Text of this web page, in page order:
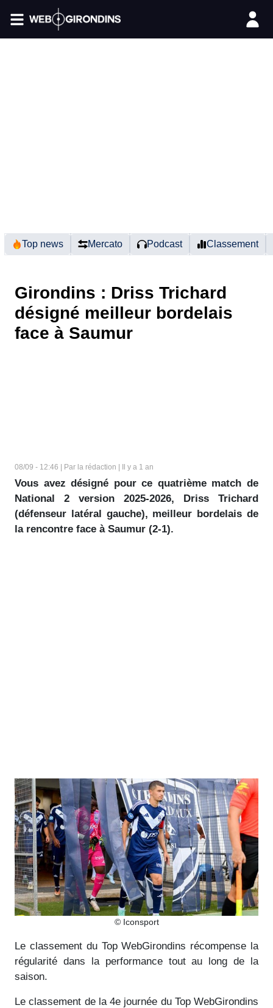
Top news Mercato Podcast Classement
Girondins : Driss Trichard
désigné meilleur bordelais
face à Saumur
08/09 - 12:46 | Par la rédaction | Il y a 1 an
Vous avez désigné pour ce quatrième match de
National 2 version 2025-2026, Driss Trichard
(défenseur latéral gauche), meilleur bordelais de
la rencontre face à Saumur (2-1).
© Iconsport
Le classement du Top WebGirondins récompense la
régularité dans la performance tout au long de la
saison.
Le classement de la 4e journée du Top WebGirondins